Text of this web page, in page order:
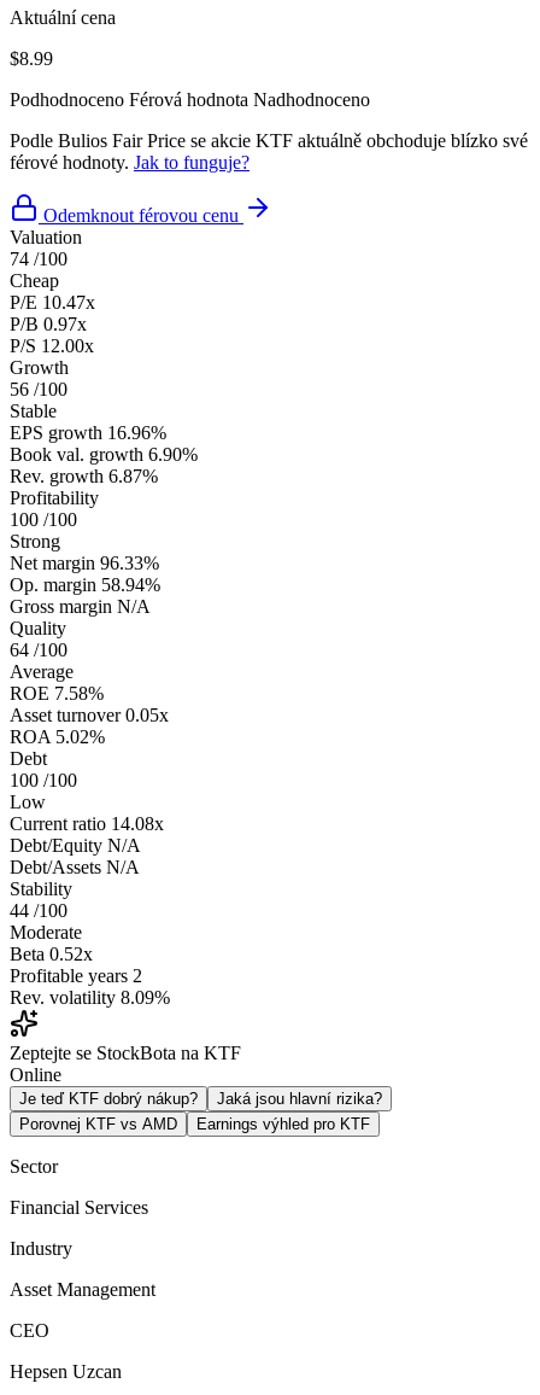
Aktuální cena
$8.99
Podhodnoceno Férová hodnota Nadhodnoceno
Podle Bulios Fair Price se akcie KTF aktuálně obchoduje blízko své
férové hodnoty. Jak to funguje?
Odemknout férovou cenu
Valuation
74 /100
Cheap
P/E 10.47x
P/B 0.97x
P/S 12.00x
Growth
56 /100
Stable
EPS growth 16.96%
Book val. growth 6.90%
Rev. growth 6.87%
Profitability
100 /100
Strong
Net margin 96.33%
Op. margin 58.94%
Gross margin N/A
Quality
64 /100
Average
ROE 7.58%
Asset turnover 0.05x
ROA 5.02%
Debt
100 /100
Low
Current ratio 14.08x
Debt/Equity N/A
Debt/Assets N/A
Stability
44 /100
Moderate
Beta 0.52x
Profitable years 2
Rev. volatility 8.09%
Zeptejte se StockBota na KTF
Online
Je teď KTF dobrý nákup?
Jaká jsou hlavní rizika?
Porovnej KTF vs AMD
Earnings výhled pro KTF
Sector
Financial Services
Industry
Asset Management
CEO
Hepsen Uzcan